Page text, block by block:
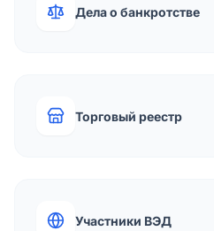
Дела о банкротстве
Торговый реестр
Участники ВЭД